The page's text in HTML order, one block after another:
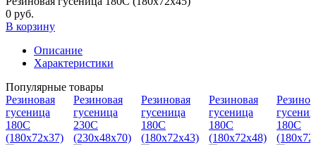
0 руб.
В корзину
Описание
Характеристики
Популярные товары
Резиновая
гусеница
180С
(180х72х37)
Резиновая
гусеница
230C
(230х48х70)
Резиновая
гусеница
180С
(180х72х43)
Резиновая
гусеница
180С
(180х72х48)
180С